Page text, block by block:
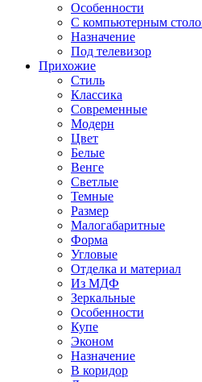
Особенности
С компьютерным
Назначение
Под телевизор
Прихожие
Стиль
Классика
Современные
Модерн
Цвет
Белые
Венге
Светлые
Темные
Размер
Малогабаритные
Форма
Угловые
Отделка и материал
Из МДФ
Зеркальные
Особенности
Купе
Эконом
Назначение
В коридор